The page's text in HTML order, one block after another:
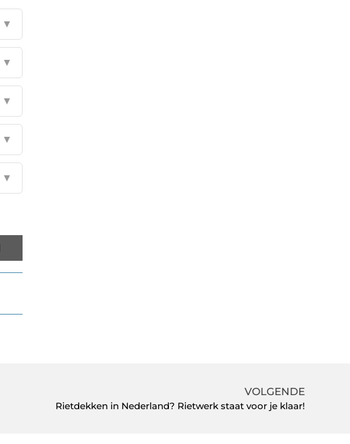
▼
▼
▼
▼
▼
VOLGENDE
Rietdekken in Nederland? Rietwerk staat voor je klaar!